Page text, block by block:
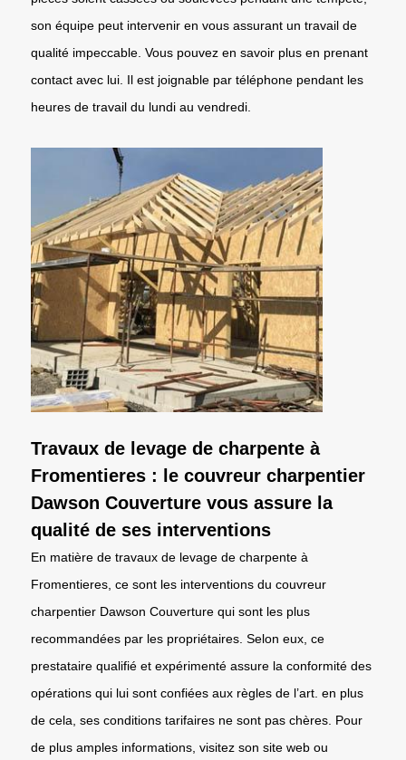
son équipe peut intervenir en vous assurant un travail de
qualité impeccable. Vous pouvez en savoir plus en prenant
contact avec lui. Il est joignable par téléphone pendant les
heures de travail du lundi au vendredi.
Travaux de levage de charpente à
Fromentieres : le couvreur charpentier
Dawson Couverture vous assure la
qualité de ses interventions
En matière de travaux de levage de charpente à
Fromentieres, ce sont les interventions du couvreur
charpentier Dawson Couverture qui sont les plus
recommandées par les propriétaires. Selon eux, ce
prestataire qualifié et expérimenté assure la conformité des
opérations qui lui sont confiées aux règles de l’art. en plus
de cela, ses conditions tarifaires ne sont pas chères. Pour
de plus amples informations, visitez son site web ou